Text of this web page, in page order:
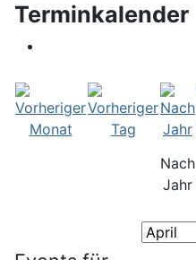
Terminkalender
Nach
Jahr